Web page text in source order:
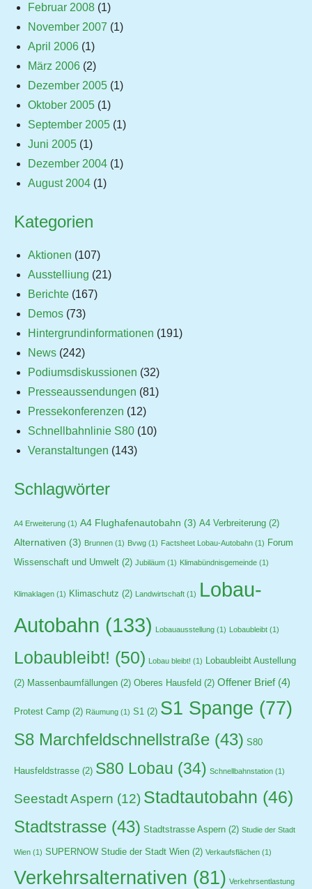
Februar 2008 (1)
November 2007 (1)
April 2006 (1)
März 2006 (2)
Dezember 2005 (1)
Oktober 2005 (1)
September 2005 (1)
Juni 2005 (1)
Dezember 2004 (1)
August 2004 (1)
Kategorien
Aktionen (107)
Ausstelliung (21)
Berichte (167)
Demos (73)
Hintergrundinformationen (191)
News (242)
Podiumsdiskussionen (32)
Presseaussendungen (81)
Pressekonferenzen (12)
Schnellbahnlinie S80 (10)
Veranstaltungen (143)
Schlagwörter
A4 Erweiterung (1) A4 Flughafenautobahn (3) A4 Verbreiterung (2)
Alternativen (3) Brunnen (1) Bvwg (1) Factsheet Lobau-Autobahn (1) Forum
Wissenschaft und Umwelt (2) Jubiläum (1) Klimabündnisgemeinde (1)
Klimaklagen (1) Klimaschutz (2) Landwirtschaft (1) Lobau-
Autobahn (133) Lobauausstellung (1) Lobaubleibt (1)
Lobaubleibt! (50) Lobau bleibt! (1) Lobaubleibt Austellung
(2) Massenbaumfällungen (2) Oberes Hausfeld (2) Offener Brief(4)
Protest Camp (2) Räumung (1) S1 (2) S1 Spange (77)
S8 Marchfeldschnellstraße (43) S80
Hausfeldstrasse (2) S80 Lobau (34) Schnellbahnstation (1)
Seestadt Aspern (12) Stadtautobahn (46)
Stadtstrasse (43) Stadtstrasse Aspern (2) Studie der Stadt
Wien (1) SUPERNOW Studie der Stadt Wien (2) Verkaufsflächen (1)
Verkehrsalternativen (81) Verkehrsentlastung